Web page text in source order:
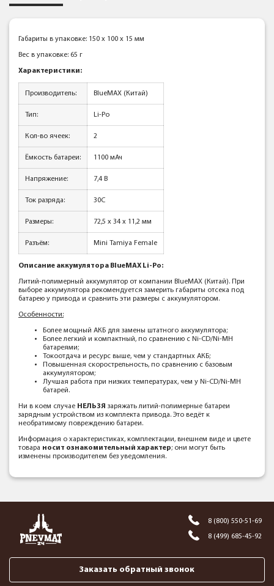
Габариты в упаковке: 150 x 100 x 15 мм
Вес в упаковке: 65 г
Характеристики:
Производитель: BlueMAX (Китай)
Тип: Li-Po
Кол-во ячеек: 2
Ёмкость батареи: 1100 мАч
Напряжение: 7,4 В
Ток разряда: 30C
Размеры: 72,5 x 34 x 11,2 мм
Разъём: Mini Tamiya Female
Описание аккумулятора BlueMAX Li-Po:
Литий-полимерный аккумулятор от компании BlueMAX (Китай). При
выборе аккумулятора рекомендуется замерить габариты отсека под
батарею у привода и сравнить эти размеры с аккумулятором.
Особенности:
Более мощный АКБ для замены штатного аккумулятора;
Более легкий и компактный, по сравнению с Ni-CD/Ni-MH
батареями;
Токоотдача и ресурс выше, чем у стандартных АКБ;
Повышенная скорострельность, по сравнению с базовым
аккумулятором;
Лучшая работа при низких температурах, чем у Ni-CD/Ni-MH
батарей.
Ни в коем случае НЕЛЬЗЯ заряжать литий-полимерные батареи
зарядным устройством из комплекта привода. Это ведёт к
необратимому повреждению батареи.
Информация о характеристиках, комплектации, внешнем виде и цвете
товара носит ознакомительный характер; они могут быть
изменены производителем без уведомления.
8 (800) 550-51-69
8 (499) 685-45-92
Заказать обратный звонок